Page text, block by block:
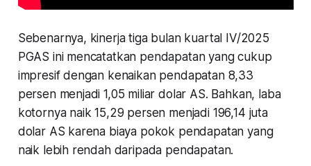
Sebenarnya, kinerja tiga bulan kuartal IV/2025
PGAS ini mencatatkan pendapatan yang cukup
impresif dengan kenaikan pendapatan 8,33
persen menjadi 1,05 miliar dolar AS. Bahkan, laba
kotornya naik 15,29 persen menjadi 196,14 juta
dolar AS karena biaya pokok pendapatan yang
naik lebih rendah daripada pendapatan.